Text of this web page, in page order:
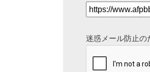
迷惑メール防止の